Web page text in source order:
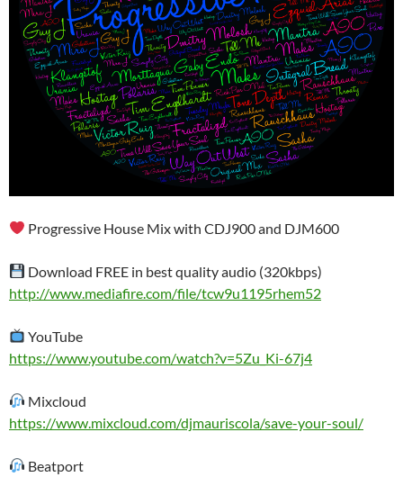
Progressive House Mix with CDJ900 and DJM600
Download FREE in best quality audio (320kbps)
http://www.mediafire.com/file/tcw9u1195rhem52
YouTube
https://www.youtube.com/watch?v=5Zu_Ki-67j4
Mixcloud
https://www.mixcloud.com/djmauriscola/save-your-soul/
Beatport